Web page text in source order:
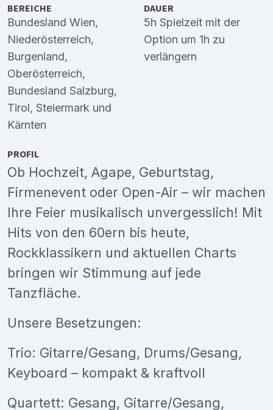
BEREICHE
Bundesland Wien,
Niederösterreich,
Burgenland,
Oberösterreich,
Bundesland Salzburg,
Tirol, Steiermark und
Kärnten
DAUER
5h Spielzeit mit der
Option um 1h zu
verlängern
PROFIL
Ob Hochzeit, Agape, Geburtstag,
Firmenevent oder Open-Air – wir machen
Ihre Feier musikalisch unvergesslich! Mit
Hits von den 60ern bis heute,
Rockklassikern und aktuellen Charts
bringen wir Stimmung auf jede
Tanzfläche.
Unsere Besetzungen:
Trio: Gitarre/Gesang, Drums/Gesang,
Keyboard – kompakt & kraftvoll
Quartett: Gesang, Gitarre/Gesang,